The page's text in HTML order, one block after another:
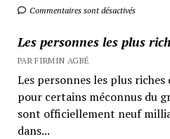
Commentaires sont désactivés
Les personnes les plus
PAR FIRMIN AGBÉ
Les personnes les plus
pour certains méconnus du
sont officiellement neuf
dans...